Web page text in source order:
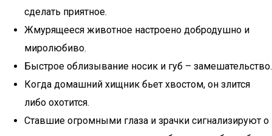
сделать приятное.
Жмурящееся животное настроено добродушно и
миролюбиво.
Быстрое облизывание носик и губ – замешательство.
Когда домашний хищник бьет хвостом, он злится
либо охотится.
Ставшие огромными глаза и зрачки сигнализируют о